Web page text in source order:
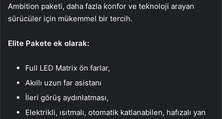
Ambition paketi, daha fazla konfor ve teknoloji arayan
sürücüler için mükemmel bir tercih.
Elite Pakete ek olarak:
Full LED Matrix ön farlar,
Akıllı uzun far asistanı
İleri görüş aydınlatması,
Elektrikli, ısıtmalı, otomatik katlanabilen, hafızalı yan